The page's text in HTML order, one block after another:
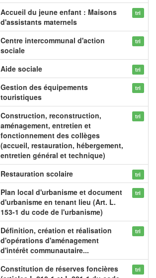
Accueil du jeune enfant : Maisons
d'assistants maternels
tri
Centre intercommunal d'action
sociale
tri
Aide sociale tri
Gestion des équipements
touristiques
tri
Construction, reconstruction,
aménagement, entretien et
fonctionnement des collèges
(accueil, restauration, hébergement,
entretien général et technique)
tri
Restauration scolaire tri
Plan local d'urbanisme et document
d'urbanisme en tenant lieu (Art. L.
153-1 du code de l'urbanisme)
tri
Définition, création et réalisation
d'opérations d'aménagement
d'intérêt communautaire...
tri
Constitution de réserves foncières
tri